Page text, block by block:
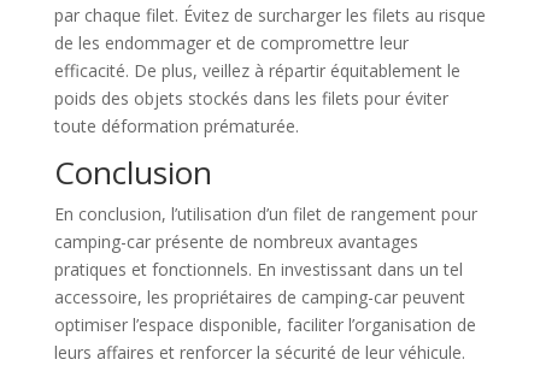
par chaque filet. Évitez de surcharger les filets au risque
de les endommager et de compromettre leur
efficacité. De plus, veillez à répartir équitablement le
poids des objets stockés dans les filets pour éviter
toute déformation prématurée.
Conclusion
En conclusion, l’utilisation d’un filet de rangement pour
camping-car présente de nombreux avantages
pratiques et fonctionnels. En investissant dans un tel
accessoire, les propriétaires de camping-car peuvent
optimiser l’espace disponible, faciliter l’organisation de
leurs affaires et renforcer la sécurité de leur véhicule.